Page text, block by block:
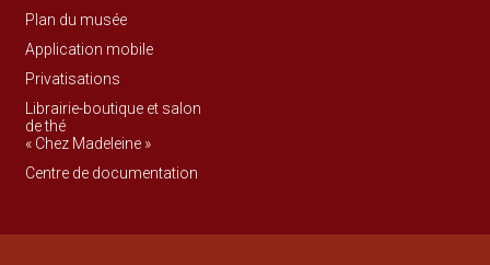
Plan du musée
Application mobile
Privatisations
Librairie-boutique et salon
de thé
« Chez Madeleine »
Centre de documentation